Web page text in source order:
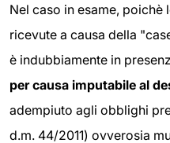
Nel caso in esame,
ricevute a causa della
è indubbiamente in
per causa imputabile al
adempiuto agli obblighi
d.m. 44/2011) ovverosia